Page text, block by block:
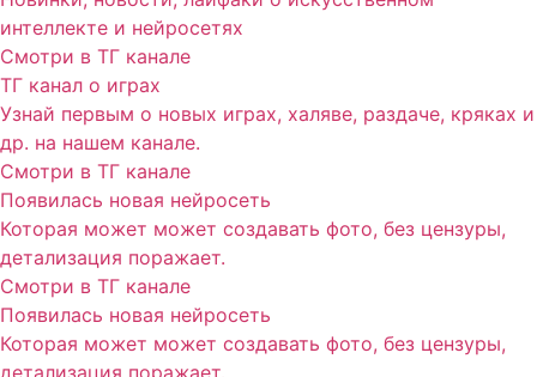
интеллекте и нейросетях
Смотри в ТГ канале
ТГ канал о играх
Узнай первым о новых играх, халяве, раздаче, кряках и
др. на нашем канале.
Смотри в ТГ канале
Появилась новая нейросеть
Которая может может создавать фото, без цензуры,
детализация поражает.
Смотри в ТГ канале
Появилась новая нейросеть
Которая может может создавать фото, без цензуры,